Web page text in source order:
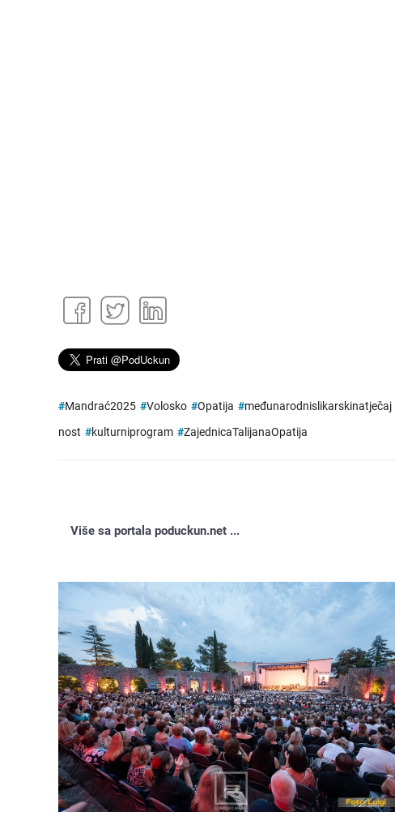
#Mandrać2025 #Volosko #Opatija #međunarodnislikarskinatječaj
nost #kulturniprogram #ZajednicaTalijanaOpatija
Više sa portala poduckun.net ...